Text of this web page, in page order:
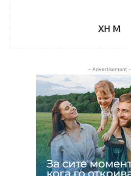
XH M
- Advertisement -